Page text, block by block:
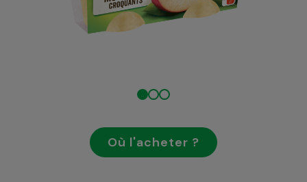
Où l'acheter ?